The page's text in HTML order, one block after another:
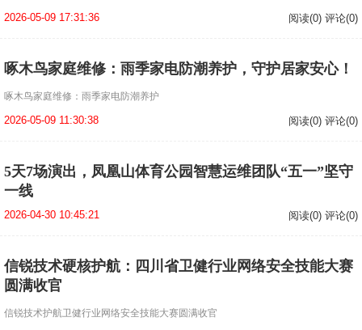
2026-05-09 17:31:36 阅读(0) 评论(0)
啄木鸟家庭维修：雨季家电防潮养护，守护居家安心！
啄木鸟家庭维修：雨季家电防潮养护
2026-05-09 11:30:38 阅读(0) 评论(0)
5天7场演出，凤凰山体育公园智慧运维团队“五一”坚守
一线
2026-04-30 10:45:21 阅读(0) 评论(0)
信锐技术硬核护航：四川省卫健行业网络安全技能大赛
圆满收官
信锐技术护航卫健行业网络安全技能大赛圆满收官